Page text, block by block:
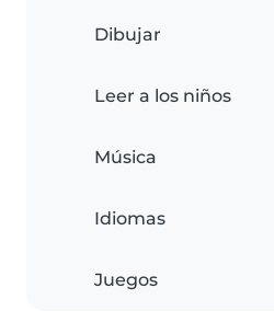
Dibujar
Leer a los niños
Música
Idiomas
Juegos